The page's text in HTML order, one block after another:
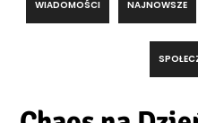
WIADOMOŚCI NAJNOWSZE